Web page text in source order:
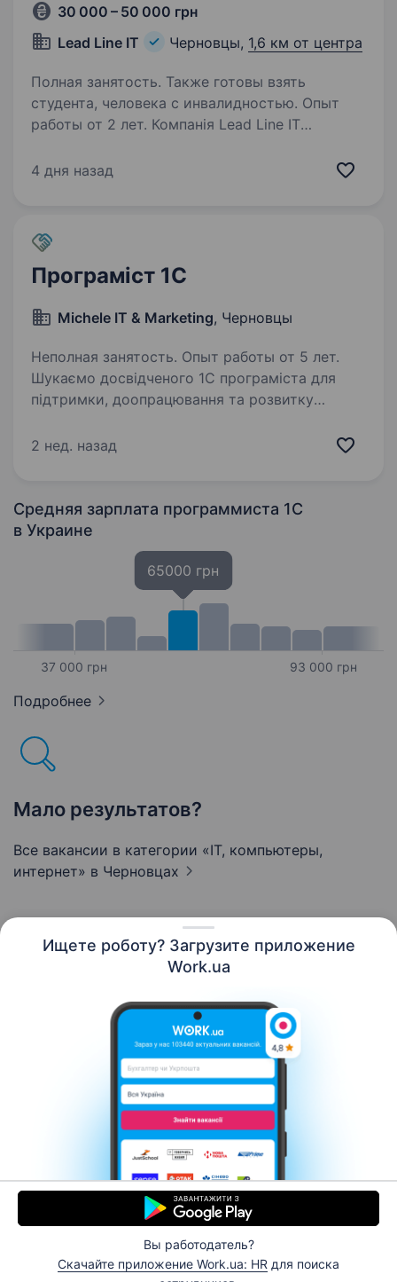
Ищете роботу? Загрузите приложение
Work.ua
Вы работодатель?
Скачайте приложение Work.ua: HR для поиска
30 000 – 50 000 грн
Lead Line IT
Черновцы, 1,6 км от центра
Полная занятость. Также готовы взять
студента, человека с инвалидностью. Опыт
работы от 2 лет. Компанія Lead Line IT
послуг з розробкиBAS. Розглядаємо
4 дня назад
Програміст 1C
Michele IT & Marketing, Черновцы
Неполная занятость. Опыт работы от 5 лет.
Шукаємо досвідченого 1С програміста для
підтримки, доопрацювання та розвитку
виключно кандидатів із Чернівців Вимоги:
2 нед. назад
Средняя зарплата программиста 1C
в Украине
37 000 грн
65000 грн
93 000 грн
Подробнее
Мало результатов?
Все вакансии в категории «IT, компьютеры,
интернет» в Черновцах
Контакты О нас
Карьера
Новости Work.ua
Помощь
Условия использования
© 2006–2026 Work.ua. Сервис поиска работы №1 в